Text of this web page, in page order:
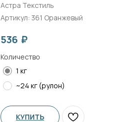
Астра Текстиль
Артикул: 361 Оранжевый
536 ₽
Количество
1 кг
~24 кг (рулон)
КУПИТЬ